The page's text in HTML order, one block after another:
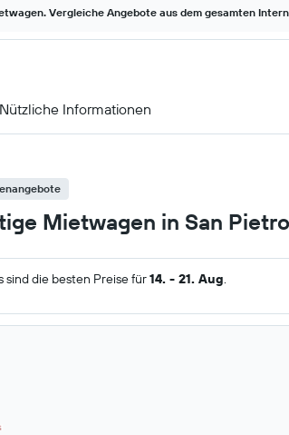
Vergleiche Angebote aus dem gesamten
Nützliche Informationen
Mietwagen in San
sind die besten Preise für14. - 21. Aug.